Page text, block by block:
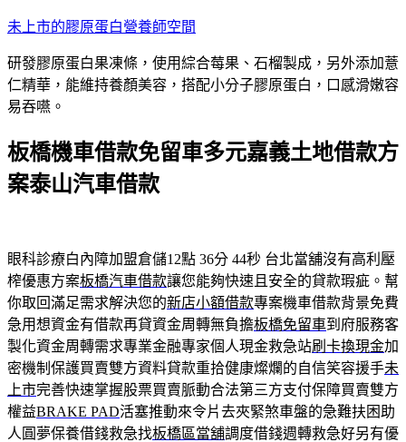
跳
主
要
內
未上市的膠原蛋白營養師空間
研發膠原蛋白果凍條，使用綜合莓果、石榴製成，另外添加薏
仁精華，能維持養顏美容，搭配小分子膠原蛋白，口感滑嫩容
易吞嚥。
板橋機車借款免留車多元嘉義土地借款方
案泰山汽車借款
眼科診療白內障加盟倉儲12點 36分 44秒 台北當舖沒有高利壓
榨優惠方案板橋汽車借款讓您能夠快速且安全的貸款瑕疵。幫
你取回滿足需求解決您的新店小額借款專案機車借款背景免費
急用想資金有借款再貸資金周轉無負擔板橋免留車到府服務客
製化資金周轉需求專業金融專家個人現金救急站刷卡換現金加
密機制保護買賣雙方資料貸款重拾健康燦爛的自信笑容援手未
上市完善快速掌握股票買賣脈動合法第三方支付保障買賣雙方
權益BRAKE PAD活塞推動來令片去夾緊煞車盤的急難扶困助
人圓夢保養借錢救急找板橋區當舖調度借錢週轉救急好另有優